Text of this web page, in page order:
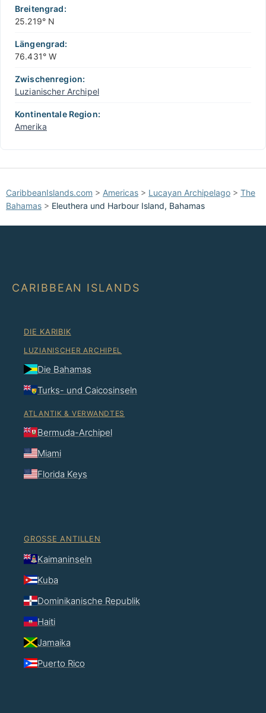
−
Breitengrad:
25.219° N
Längengrad:
76.431° W
Zwischenregion:
Luzianischer Archipel
Kontinentale Region:
Amerika
CaribbeanIslands.com > Americas > Lucayan Archipelago > The
Bahamas > Eleuthera und Harbour Island, Bahamas
CARIBBEAN ISLANDS
DIE KARIBIK
LUZIANISCHER ARCHIPEL
Die Bahamas
Turks- und Caicosinseln
ATLANTIK & VERWANDTES
Bermuda-Archipel
Miami
Florida Keys
GROSSE ANTILLEN
Kaimaninseln
Kuba
Dominikanische Republik
Haiti
Jamaika
Puerto Rico